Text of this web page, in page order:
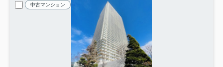
中古マンション